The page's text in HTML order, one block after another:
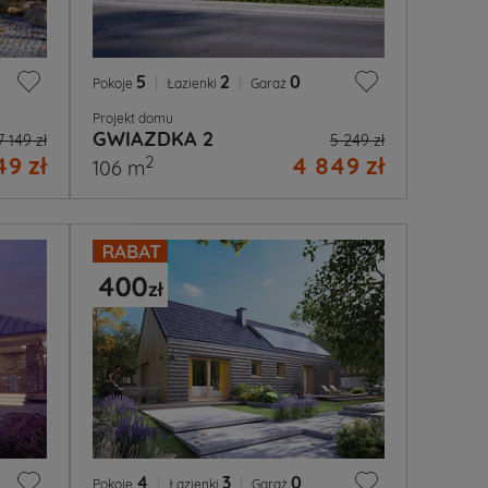
149 zł
zł
Pokoje 5 Łazienki 2 Garaż 0
Projekt domu
GWIAZDKA 2 5 249 zł
4 849 zł
106 m2
Pokoje 4 Łazienki 3 Garaż 0